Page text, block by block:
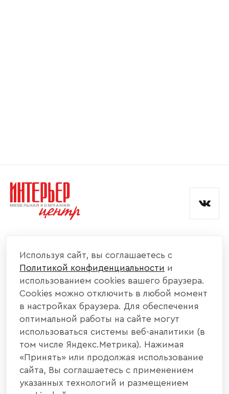
КАТАЛОГ МЕБЕЛИ
ИНФОРМАЦИЯ
НАШИ КОНТАКТЫ
+7 800 700 20 58
440004, г. Пенза, ул. Рябова, д. 31
Используя сайт, вы соглашаетесь с
Политикой конфиденциальности и
использованием cookies вашего браузера.
Cookies можно отключить в любой момент
в настройках браузера. Для обеспечения
оптимальной работы на сайте могут
использоваться системы веб-аналитики (в
том числе Яндекс.Метрика). Нажимая
«Принять» или продолжая использование
сайта, Вы соглашаетесь с применением
указанных технологий и размещением